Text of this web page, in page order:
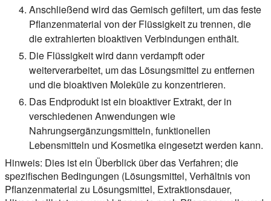
Anschließend wird das Gemisch gefiltert, um das feste
Pflanzenmaterial von der Flüssigkeit zu trennen, die
die extrahierten bioaktiven Verbindungen enthält.
Die Flüssigkeit wird dann verdampft oder
weiterverarbeitet, um das Lösungsmittel zu entfernen
und die bioaktiven Moleküle zu konzentrieren.
Das Endprodukt ist ein bioaktiver Extrakt, der in
verschiedenen Anwendungen wie
Nahrungsergänzungsmitteln, funktionellen
Lebensmitteln und Kosmetika eingesetzt werden kann.
Hinweis: Dies ist ein Überblick über das Verfahren; die
spezifischen Bedingungen (Lösungsmittel, Verhältnis von
Pflanzenmaterial zu Lösungsmittel, Extraktionsdauer,